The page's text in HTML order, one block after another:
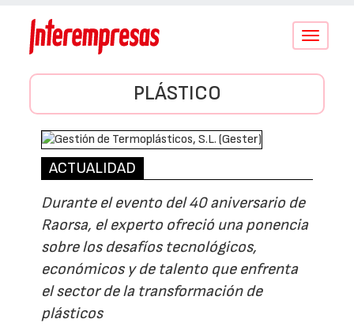
Conmutar
PLÁSTICO
ACTUALIDAD
Durante el evento del 40 aniversario de
Raorsa, el experto ofreció una ponencia
sobre los desafíos tecnológicos,
económicos y de talento que enfrenta
el sector de la transformación de
plásticos